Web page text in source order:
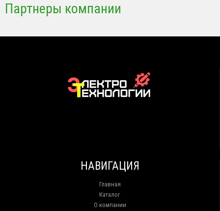
Партнеры компании
НАВИГАЦИЯ
Главная
Каталог
О компании